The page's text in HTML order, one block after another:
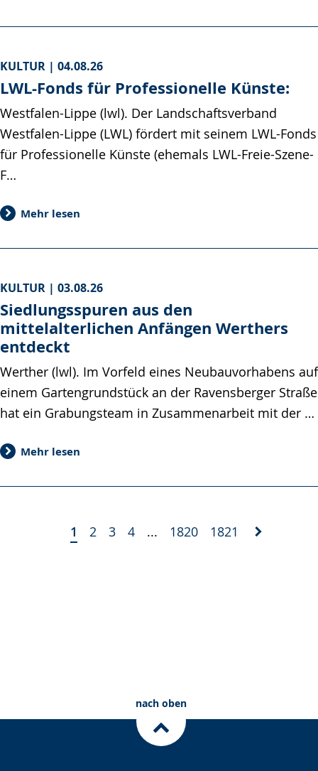
KULTUR | 04.08.26
LWL-Fonds für Professionelle Künste:
Westfalen-Lippe (lwl). Der Landschaftsverband
Westfalen-Lippe (LWL) fördert mit seinem LWL-Fonds
für Professionelle Künste (ehemals LWL-Freie-Szene-
F…
Mehr lesen
KULTUR | 03.08.26
Siedlungsspuren aus den
mittelalterlichen Anfängen Werthers
entdeckt
Werther (lwl). Im Vorfeld eines Neubauvorhabens auf
einem Gartengrundstück an der Ravensberger Straße
hat ein Grabungsteam in Zusammenarbeit mit der …
Mehr lesen
1 2 3 4 ... 1820 1821
nach oben